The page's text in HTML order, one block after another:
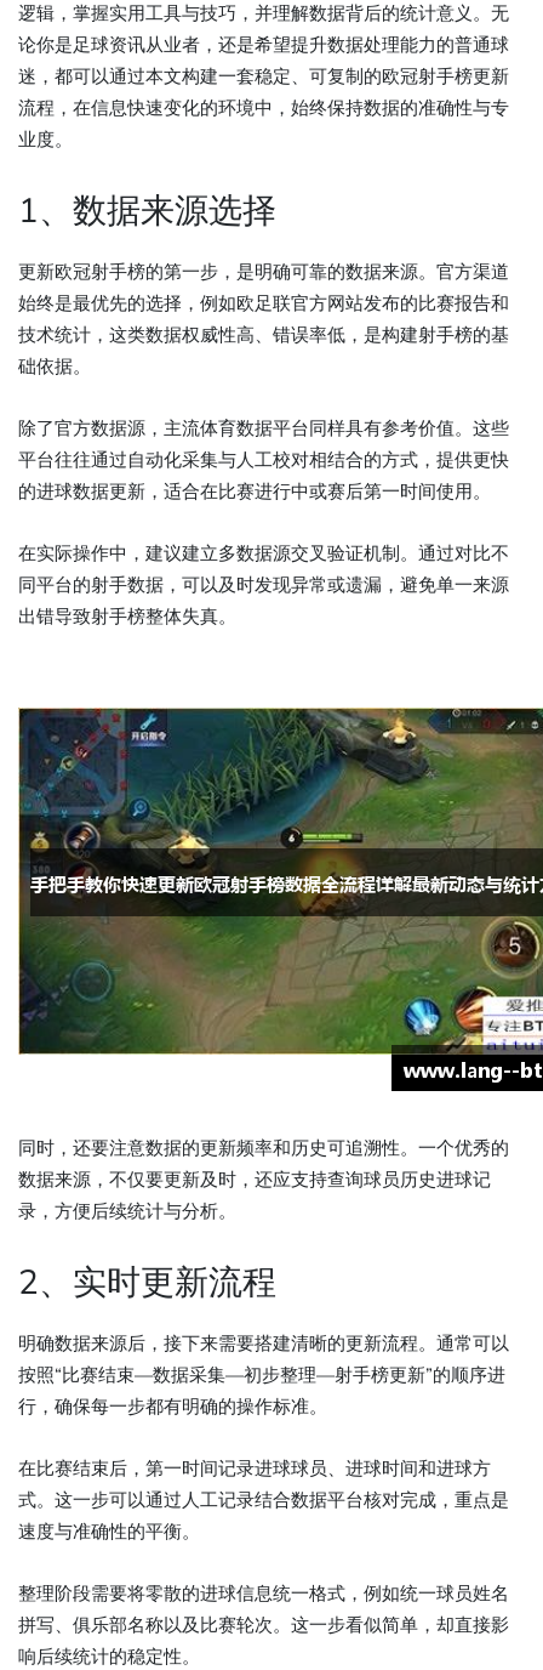
逻辑，掌握实用工具与技巧，并理解数据背后的统计意义。无
论你是足球资讯从业者，还是希望提升数据处理能力的普通球
迷，都可以通过本文构建一套稳定、可复制的欧冠射手榜更新
流程，在信息快速变化的环境中，始终保持数据的准确性与专
业度。
1、数据来源选择
更新欧冠射手榜的第一步，是明确可靠的数据来源。官方渠道
始终是最优先的选择，例如欧足联官方网站发布的比赛报告和
技术统计，这类数据权威性高、错误率低，是构建射手榜的基
础依据。
除了官方数据源，主流体育数据平台同样具有参考价值。这些
平台往往通过自动化采集与人工校对相结合的方式，提供更快
的进球数据更新，适合在比赛进行中或赛后第一时间使用。
在实际操作中，建议建立多数据源交叉验证机制。通过对比不
同平台的射手数据，可以及时发现异常或遗漏，避免单一来源
出错导致射手榜整体失真。
同时，还要注意数据的更新频率和历史可追溯性。一个优秀的
数据来源，不仅要更新及时，还应支持查询球员历史进球记
录，方便后续统计与分析。
2、实时更新流程
明确数据来源后，接下来需要搭建清晰的更新流程。通常可以
按照“比赛结束—数据采集—初步整理—射手榜更新”的顺序进
行，确保每一步都有明确的操作标准。
在比赛结束后，第一时间记录进球球员、进球时间和进球方
式。这一步可以通过人工记录结合数据平台核对完成，重点是
速度与准确性的平衡。
整理阶段需要将零散的进球信息统一格式，例如统一球员姓名
拼写、俱乐部名称以及比赛轮次。这一步看似简单，却直接影
响后续统计的稳定性。